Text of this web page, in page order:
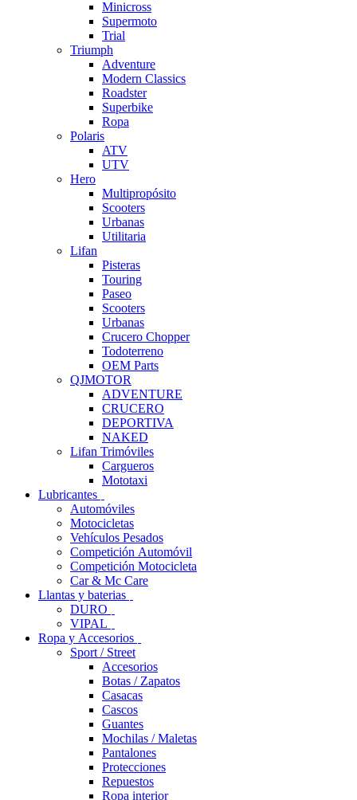
Minicross
Supermoto
Trial
Triumph
Adventure
Modern Classics
Roadster
Superbike
Ropa
Polaris
ATV
UTV
Hero
Multipropósito
Scooters
Urbanas
Utilitaria
Lifan
Pisteras
Touring
Paseo
Scooters
Urbanas
Crucero Chopper
Todoterreno
OEM Parts
QJMOTOR
ADVENTURE
CRUCERO
DEPORTIVA
NAKED
Lifan Trimóviles
Cargueros
Mototaxi
Lubricantes
Automóviles
Motocicletas
Vehículos Pesados
Competición Automóvil
Competición Motocicleta
Car & Mc Care
Llantas y baterias
DURO
VIPAL
Ropa y Accesorios
Sport / Street
Accesorios
Botas / Zapatos
Casacas
Cascos
Guantes
Mochilas / Maletas
Pantalones
Protecciones
Repuestos
Ropa interior